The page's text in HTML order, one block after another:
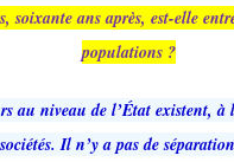
soixante ans après, est-elle
populations ?
au niveau de l’État existent,
Il n’y a pas de